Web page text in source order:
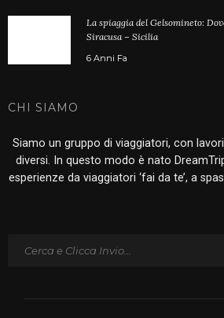
La spiaggia del Gelsomineto:
Siracusa – Sicilia
6 Anni Fa
CHI SIAMO
Siamo un gruppo di viaggiatori, con
diversi. In questo modo è nato
esperienze da viaggiatori ‘fai da te’, a